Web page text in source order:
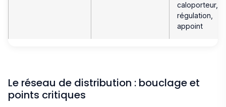
caloporteur,
régulation,
appoint
Le réseau de distribution : bouclage et
points critiques